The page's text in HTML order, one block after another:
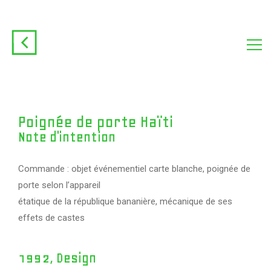
Poignée de porte Haïti
Note d'intention
Commande : objet événementiel carte blanche, poignée de
porte selon l’appareil
étatique de la république bananière, mécanique de ses
effets de castes
1992, Design